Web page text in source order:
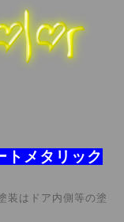
トメタリック
装はドア内側等の塗